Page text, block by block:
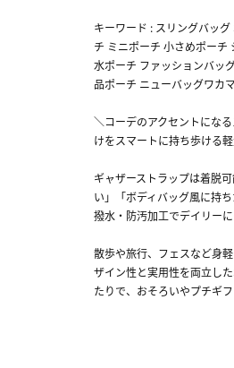
キーワード : スリングバッ
チ ミニポーチ 小さめポーチ
水ポーチ ファッションバッ
品ポーチ ニューバッグワカ
＼コーデのアクセントにな
けをスマートに持ち歩ける軽
ギャザーストラップは着脱
い」「ボディバッグ風に持
撥水・防汚加工でデイリーに
散歩や旅行、フェスなど身
ザイン性と実用性を両立し
たりで、おそろいやプチギ